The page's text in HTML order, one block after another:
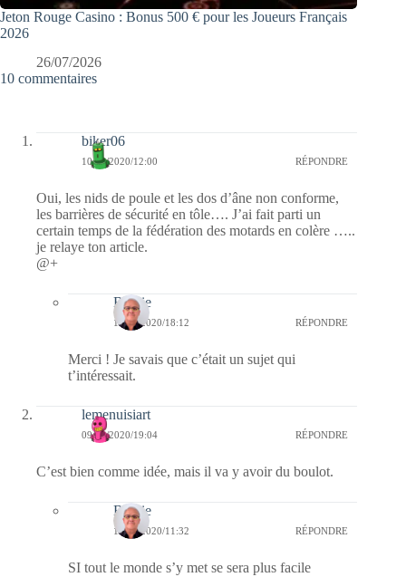
Jeton Rouge Casino : Bonus 500 € pour les Joueurs Français
2026
26/07/2026
10 commentaires
biker06
10/10/2020/12:00 RÉPONDRE
Oui, les nids de poule et les dos d’âne non conforme,
les barrières de sécurité en tôle…. J’ai fait parti un
certain temps de la fédération des motards en colère …..
je relaye ton article.
@+
Bernie
11/10/2020/18:12 RÉPONDRE
Merci ! Je savais que c’était un sujet qui
t’intéressait.
lemenuisiart
09/10/2020/19:04 RÉPONDRE
C’est bien comme idée, mais il va y avoir du boulot.
Bernie
10/10/2020/11:32 RÉPONDRE
SI tout le monde s’y met se sera plus facile